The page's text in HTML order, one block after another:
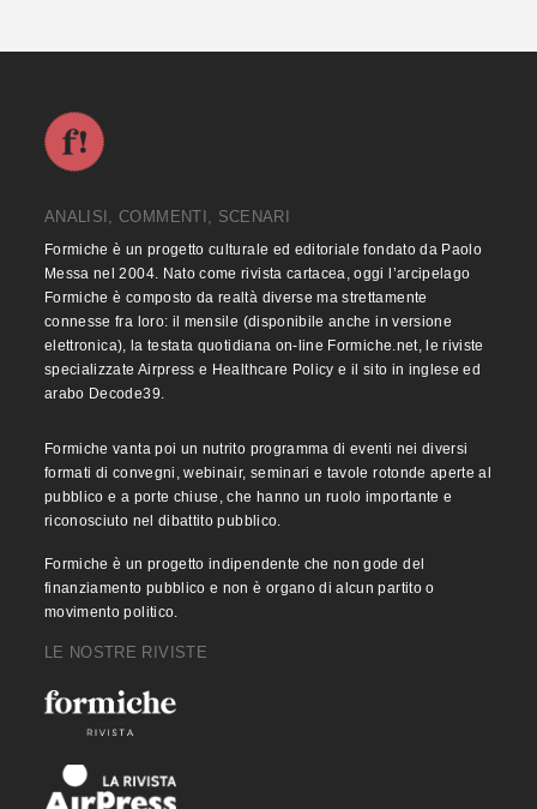
ANALISI, COMMENTI, SCENARI
Formiche è un progetto culturale ed editoriale fondato da Paolo
Messa nel 2004. Nato come rivista cartacea, oggi l’arcipelago
Formiche è composto da realtà diverse ma strettamente
connesse fra loro: il mensile (disponibile anche in versione
elettronica), la testata quotidiana on-line Formiche.net, le riviste
specializzate Airpress e Healthcare Policy e il sito in inglese ed
arabo Decode39.
Formiche vanta poi un nutrito programma di eventi nei diversi
formati di convegni, webinair, seminari e tavole rotonde aperte al
pubblico e a porte chiuse, che hanno un ruolo importante e
riconosciuto nel dibattito pubblico.
Formiche è un progetto indipendente che non gode del
finanziamento pubblico e non è organo di alcun partito o
movimento politico.
LE NOSTRE RIVISTE